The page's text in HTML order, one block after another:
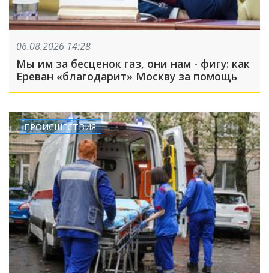
06.08.2026 14:28
Мы им за бесценок газ, они нам - фигу: как
Ереван «благодарит» Москву за помощь
ПРОИСШЕСТВИЯ